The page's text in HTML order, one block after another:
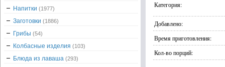
Категория:
Добавлено:
Время приготовления:
Кол-во порций:
Напитки (1977)
Заготовки (1886)
Грибы (54)
Колбасные изделия (103)
Блюда из лаваша (293)